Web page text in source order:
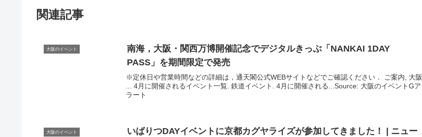
関連記事
大阪のイベント 南海， 大阪 ・関西万博開催記念でデジタルきっぷ「NANKAI 1DAY
PASS」を期間限定で発売
※定休日や営業時間などの詳細は，通天閣公式WEBサイトなどでご確認ください． ご案内, 大阪
... 4月に開催されるイベント一覧. 鉄道イベント. 4月に開催される...Source: 大阪のイベントGア
ラート
大阪のイベント いばりつDAYイベント に京都カグヤライズが参加してきました！ | ニュー